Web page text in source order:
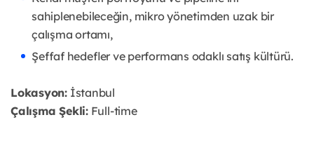
sahiplenebileceğin, mikro yönetimden uzak bir
çalışma ortamı,
Şeffaf hedefler ve performans odaklı satış kültürü.
Lokasyon:İstanbul
Çalışma Şekli:Full-time